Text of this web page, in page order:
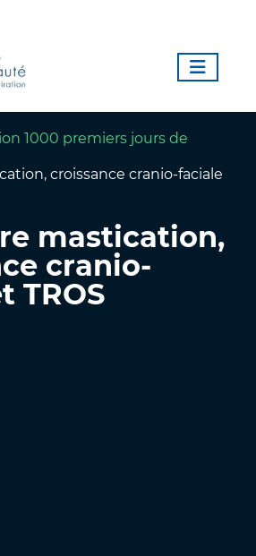
1000 premiers jours de
croissance cranio-faciale
mastication,
cranio-
TROS